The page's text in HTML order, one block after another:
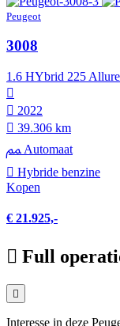
Peugeot
3008
1.6 HYbrid 225
2022
39.306 km
Automaat
Hybride benzine
Kopen
€ 21.925,-
Full
Interesse in deze